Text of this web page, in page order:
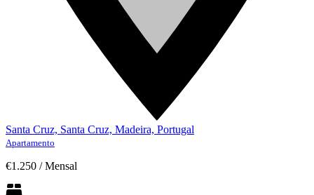
Santa Cruz, Santa Cruz, Madeira, Portugal
Apartamento
€1.250 / Mensal